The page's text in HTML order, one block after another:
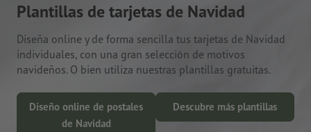
Plantillas de tarjetas de Navidad
Diseña online y de forma sencilla tus tarjetas de Navidad
individuales, con una gran selección de motivos
navideños. O bien utiliza nuestras plantillas gratuitas.
Diseño online de postales
de Navidad
Descubre más plantillas